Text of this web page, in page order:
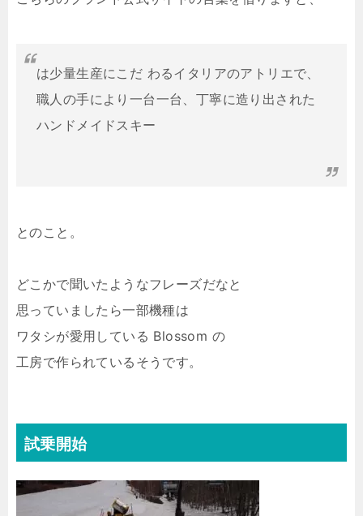
は少量⽣産にこだ わるイタリアのアトリエで、
職⼈の⼿により⼀台⼀台、丁寧に造り出された
ハンドメイドスキー
とのこと。
どこかで聞いたようなフレーズだなと
思っていましたら一部機種は
ワタシが愛用している Blossom の
工房で作られているそうです。
試乗開始